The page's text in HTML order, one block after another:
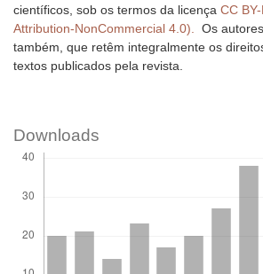
científicos, sob os termos da licença CC
Attribution-NonCommercial 4.0). Os
também, que retêm integralmente os
textos publicados pela revista.
Downloads